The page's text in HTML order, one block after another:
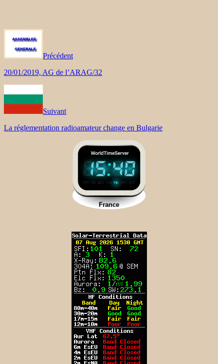
Précédent
20/01/2019, AG de l’ARAG/32
Suivant
La réglementation radioamateur change en Bulgarie